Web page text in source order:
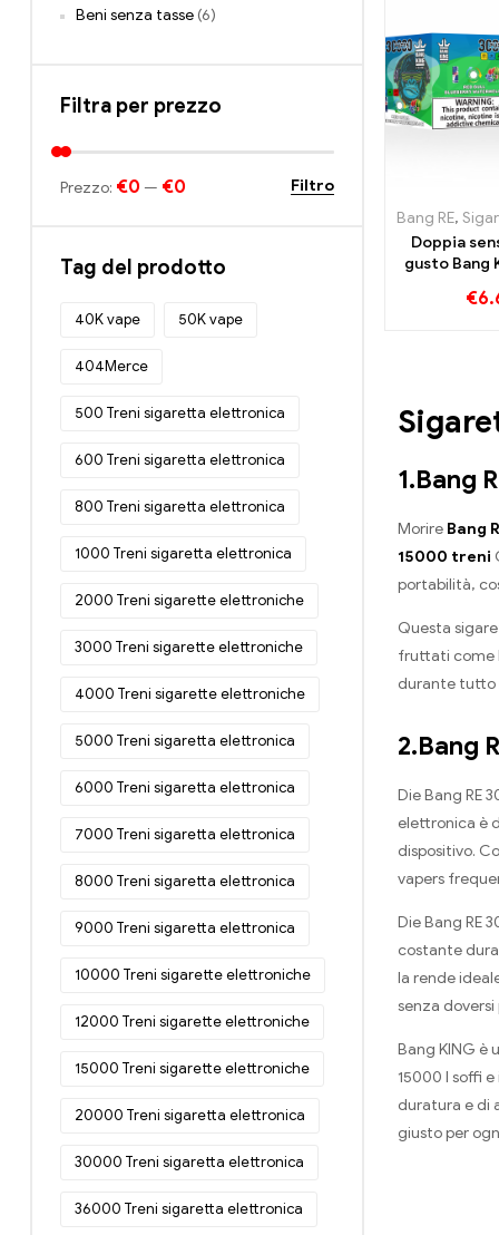
Bang RE, Sigarette
Doppia
gusto Bang
Mirtilli €
1.Bang
Morire Bang
15000 treni
portabilità,
Questa
fruttati come
durante tutto
2.Bang
Die Bang RE
elettronica è
dispositivo.
vapers
Die Bang RE
costante
la rende
senza
Bang KING è
15000 I soffi
duratura e di
giusto per
Beni senza tasse (6)
Filtra per prezzo
Filtro
Prezzo: €0 — €0
Tag del prodotto
40K vape 50K vape
404Merce
500 Treni sigaretta elettronica
600 Treni sigaretta elettronica
800 Treni sigaretta elettronica
1000 Treni sigaretta elettronica
2000 Treni sigarette elettroniche
3000 Treni sigarette elettroniche
4000 Treni sigarette elettroniche
5000 Treni sigaretta elettronica
6000 Treni sigaretta elettronica
7000 Treni sigaretta elettronica
8000 Treni sigaretta elettronica
9000 Treni sigaretta elettronica
10000 Treni sigarette elettroniche
12000 Treni sigarette elettroniche
15000 Treni sigarette elettroniche
20000 Treni sigaretta elettronica
30000 Treni sigaretta elettronica
36000 Treni sigaretta elettronica